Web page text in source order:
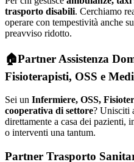
trasporto disabili. Cerchiamo
operare con tempestività anche
preavviso ridotto.
🏠Partner Assistenza
Fisioterapisti, OSS e
Sei un Infermiere, OSS,
cooperativa di settore? Unisciti
direttamente a casa dei pazienti,
o interventi una tantum.
Partner Trasporto